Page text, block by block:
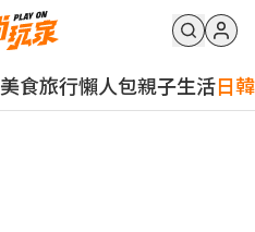
美食旅行懶人包親子生活日韓